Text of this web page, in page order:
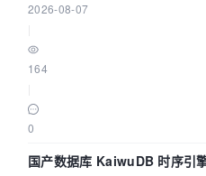
2026-08-07
164
0
国产数据库 KaiwuDB 时序引